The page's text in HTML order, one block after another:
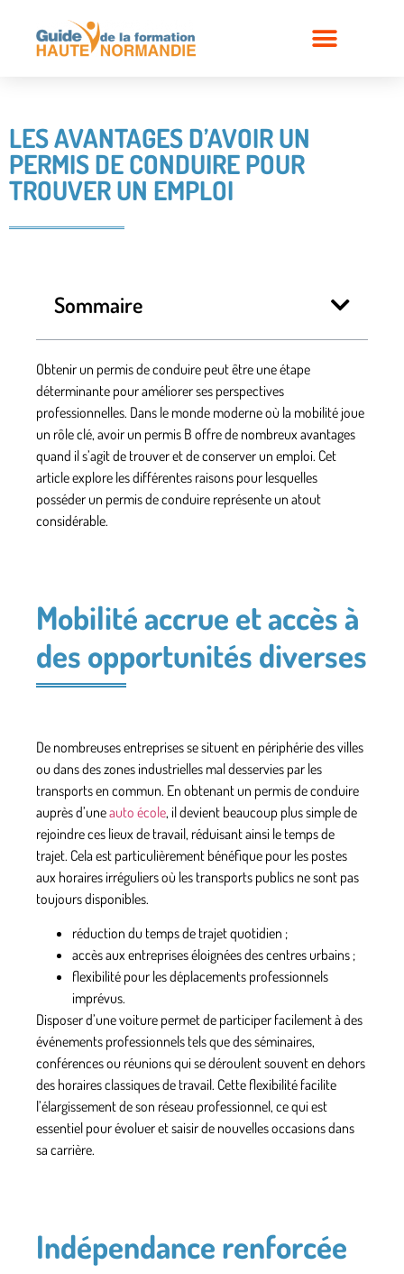
LES AVANTAGES D’AVOIR UN
PERMIS DE CONDUIRE POUR
TROUVER UN EMPLOI
Sommaire
Obtenir un permis de conduire peut être une étape
déterminante pour améliorer ses perspectives
professionnelles. Dans le monde moderne où la mobilité joue
un rôle clé, avoir un permis B offre de nombreux avantages
quand il s’agit de trouver et de conserver un emploi. Cet
article explore les différentes raisons pour lesquelles
posséder un permis de conduire représente un atout
considérable.
Mobilité accrue et accès à
des opportunités diverses
De nombreuses entreprises se situent en périphérie des villes
ou dans des zones industrielles mal desservies par les
transports en commun. En obtenant un permis de conduire
auprès d’uneauto école, il devient beaucoup plus simple de
rejoindre ces lieux de travail, réduisant ainsi le temps de
trajet. Cela est particulièrement bénéfique pour les postes
aux horaires irréguliers où les transports publics ne sont pas
toujours disponibles.
réduction du temps de trajet quotidien ;
accès aux entreprises éloignées des centres urbains ;
flexibilité pour les déplacements professionnels
imprévus.
Disposer d’une voiture permet de participer facilement à des
événements professionnels tels que des séminaires,
conférences ou réunions qui se déroulent souvent en dehors
des horaires classiques de travail. Cette flexibilité facilite
l’élargissement de son réseau professionnel, ce qui est
essentiel pour évoluer et saisir de nouvelles occasions dans
sa carrière.
Indépendance renforcée